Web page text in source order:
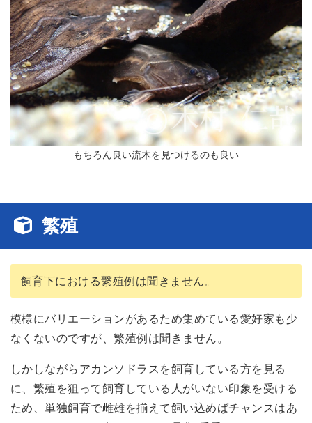
もちろん良い流木を見つけるのも良い
繁殖
飼育下における繫殖例は聞きません。
模様にバリエーションがあるため集めている愛好家も少
なくないのですが、繁殖例は聞きません。
しかしながらアカンソドラスを飼育している方を見る
に、繁殖を狙って飼育している人がいない印象を受ける
ため、単独飼育で雌雄を揃えて飼い込めばチャンスはあ